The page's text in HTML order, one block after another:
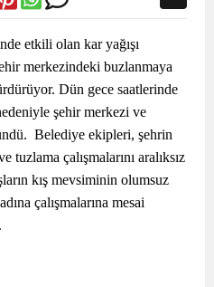
etkili olan kar yağışı
merkezindeki buzlanmaya
Dün gece saatlerinde
şehir merkezi ve
Belediye ekipleri, şehrin
tuzlama çalışmalarını aralıksız
kış mevsiminin olumsuz
çalışmalarına mesai